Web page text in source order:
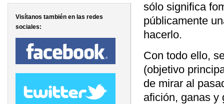
Visítanos también en las redes
sociales:
sólo significa
públicamente
hacerlo.
Con todo ello,
(objetivo
de mirar al
afición, ganas y